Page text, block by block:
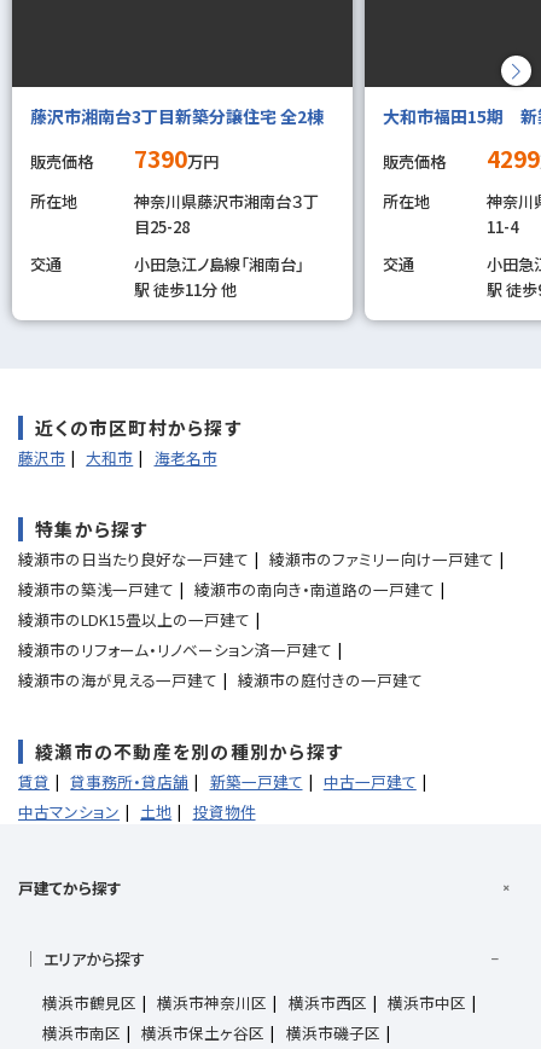
藤沢市湘南台3丁目新築分譲住宅 全2棟
販売価格 7390万円
所在地
神奈川県藤沢市湘南台３丁
目25-28
交通
小田急江ノ島線「湘南台」
駅 徒歩11分 他
大和市福田15期 新
販売価格 4299
所在地
神奈川
11-4
交通
小田急
駅 徒
近くの市区町村から探す
藤沢市 大和市 海老名市
特集から探す
綾瀬市の日当たり良好な一戸建て
綾瀬市のファミリー向け一戸建て
綾瀬市の築浅一戸建て
綾瀬市の南向き・南道路の一戸建て
綾瀬市のLDK15畳以上の一戸建て
綾瀬市のリフォーム・リノベーション済一戸建て
綾瀬市の海が見える一戸建て
綾瀬市の庭付きの一戸建て
綾瀬市の不動産を別の種別から探す
賃貸 貸事務所・貸店舗 新築一戸建て
中古一戸建て
中古マンション
土地 投資物件
戸建てから探す
エリアから探す
横浜市鶴見区
横浜市神奈川区 横浜市西区
横浜市中区
横浜市南区
横浜市保土ヶ谷区
横浜市磯子区